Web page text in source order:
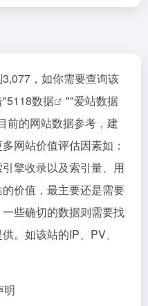
，如你需要查询该
5118数据 ""爱站数据
前的网站数据参考，建
网站价值评估因素如：
擎收录以及索引量、用
价值，最主要还是需要
些确切的数据则需要找
。如该站的IP、PV、
明